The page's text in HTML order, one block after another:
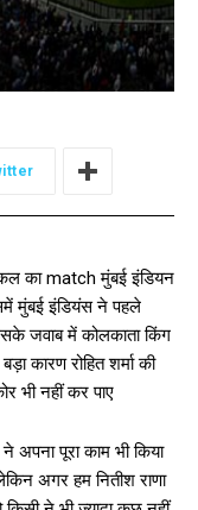
का match मुंबई इंडियन
मुंबई इंडियंस ने पहले
जवाब में कोलकाता किंग
कारण रोहित शर्मा की
भी नहीं कर पाए
पूरा काम भी किया
अगर हम नितीश राणा